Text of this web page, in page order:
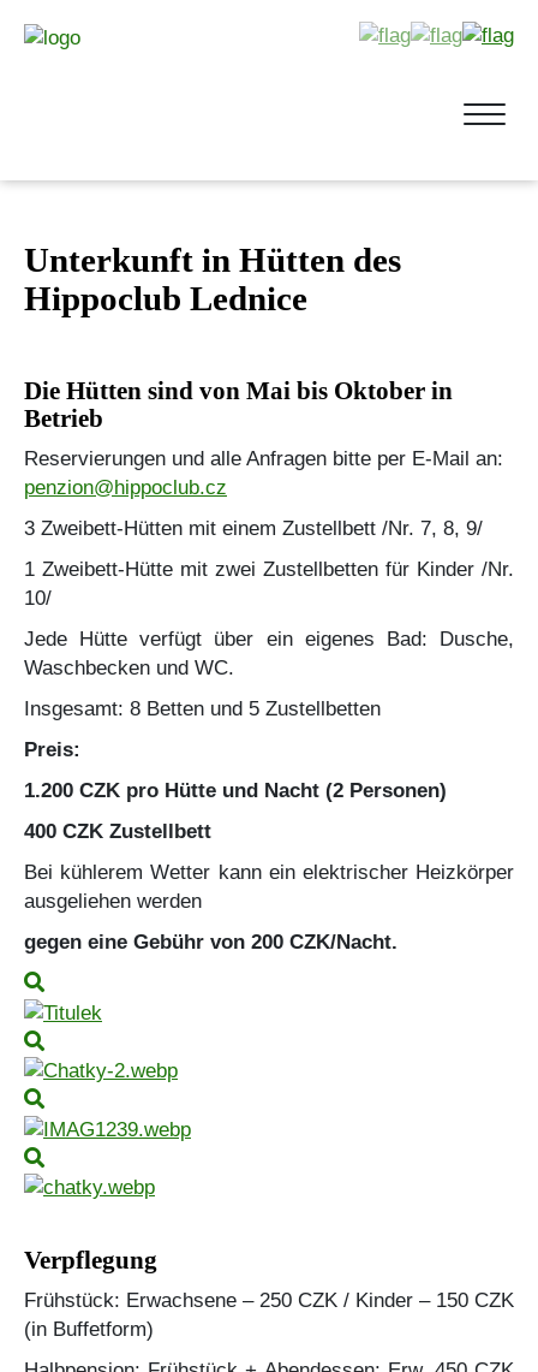
Unterkunft in Hütten des
Hippoclub Lednice
Die Hütten sind von Mai bis Oktober in
Betrieb
Reservierungen und alle Anfragen bitte per E-Mail an:
penzion@hippoclub.cz
3 Zweibett-Hütten mit einem Zustellbett /Nr. 7, 8, 9/
1 Zweibett-Hütte mit zwei Zustellbetten für Kinder /Nr.
10/
Jede Hütte verfügt über ein eigenes Bad: Dusche,
Waschbecken und WC.
Insgesamt: 8 Betten und 5 Zustellbetten
Preis:
1.200 CZK pro Hütte und Nacht (2 Personen)
400 CZK Zustellbett
Bei kühlerem Wetter kann ein elektrischer Heizkörper
ausgeliehen werden
gegen eine Gebühr von 200 CZK/Nacht.
Verpflegung
Frühstück: Erwachsene – 250 CZK / Kinder – 150 CZK
(in Buffetform)